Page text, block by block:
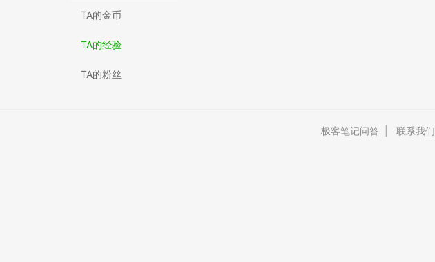
TA的金币
TA的经验
TA的粉丝
极客笔记问答 联系我们